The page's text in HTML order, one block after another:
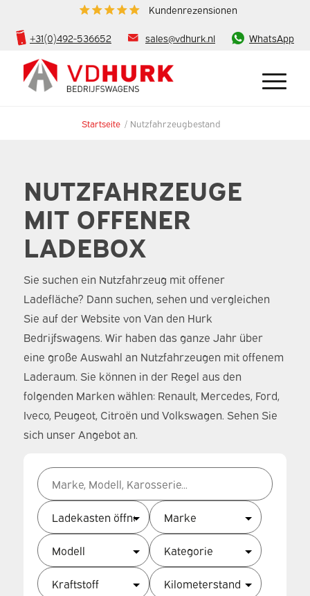
Kundenrezensionen
+31(0)492-536652 sales@vdhurk.nl WhatsApp
Startseite / Nutzfahrzeugbestand
NUTZFAHRZEUGE
MIT OFFENER
LADEBOX
Sie suchen ein Nutzfahrzeug mit offener
Ladefläche? Dann suchen, sehen und vergleichen
Sie auf der Website von Van den Hurk
Bedrijfswagens. Wir haben das ganze Jahr über
eine große Auswahl an Nutzfahrzeugen mit offenem
Laderaum. Sie können in der Regel aus den
folgenden Marken wählen: Renault, Mercedes, Ford,
Iveco, Peugeot, Citroën und Volkswagen. Sehen Sie
sich unser Angebot an.